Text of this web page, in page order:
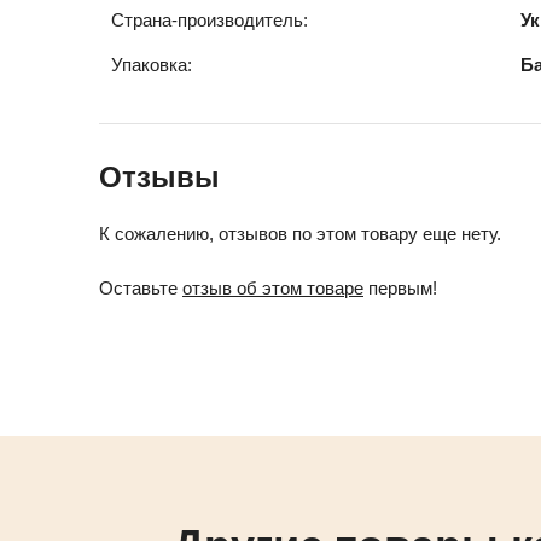
Страна-производитель:
Упаковка:
Отзывы
К сожалению, отзывов по этом товару еще нету.
Оставьте отзыв об этом товаре первым!